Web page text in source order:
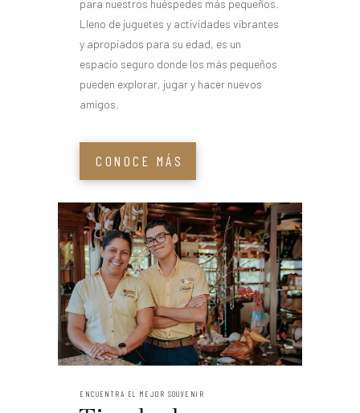
para nuestros huéspedes más pequeños.
Lleno de juguetes y actividades vibrantes
y apropiados para su edad, es un
espacio seguro donde los más pequeños
pueden explorar, jugar y hacer nuevos
amigos.
CONOCE MÁS
ENCUENTRA EL MEJOR SOUVENIR